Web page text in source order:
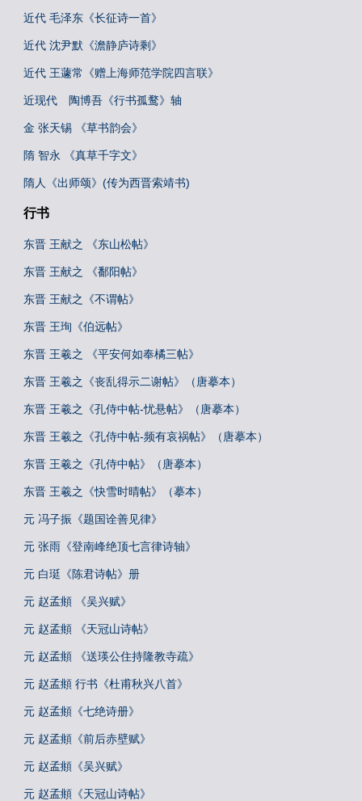
近代 毛泽东《长征诗一首》
近代 沈尹默《澹静庐诗剩》
近代 王蘧常《赠上海师范学院四言联》
近现代 陶博吾《行书孤鹜》轴
金 张天锡 《草书韵会》
隋 智永 《真草千字文》
隋人《出师颂》(传为西晋索靖书)
行书
东晋 王献之 《东山松帖》
东晋 王献之 《鄱阳帖》
东晋 王献之《不谓帖》
东晋 王珣《伯远帖》
东晋 王羲之 《平安何如奉橘三帖》
东晋 王羲之《丧乱得示二谢帖》（唐摹本）
东晋 王羲之《孔侍中帖-忧悬帖》（唐摹本）
东晋 王羲之《孔侍中帖-频有哀祸帖》（唐摹本）
东晋 王羲之《孔侍中帖》（唐摹本）
东晋 王羲之《快雪时晴帖》（摹本）
元 冯子振《题国诠善见律》
元 张雨《登南峰绝顶七言律诗轴》
元 白珽《陈君诗帖》册
元 赵孟頫 《吴兴赋》
元 赵孟頫 《天冠山诗帖》
元 赵孟頫 《送瑛公住持隆教寺疏》
元 赵孟頫 行书《杜甫秋兴八首》
元 赵孟頫《七绝诗册》
元 赵孟頫《前后赤壁赋》
元 赵孟頫《吴兴赋》
元 赵孟頫《天冠山诗帖》